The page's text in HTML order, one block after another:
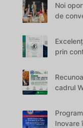
Noi
de
prin
cadrul
Inovare